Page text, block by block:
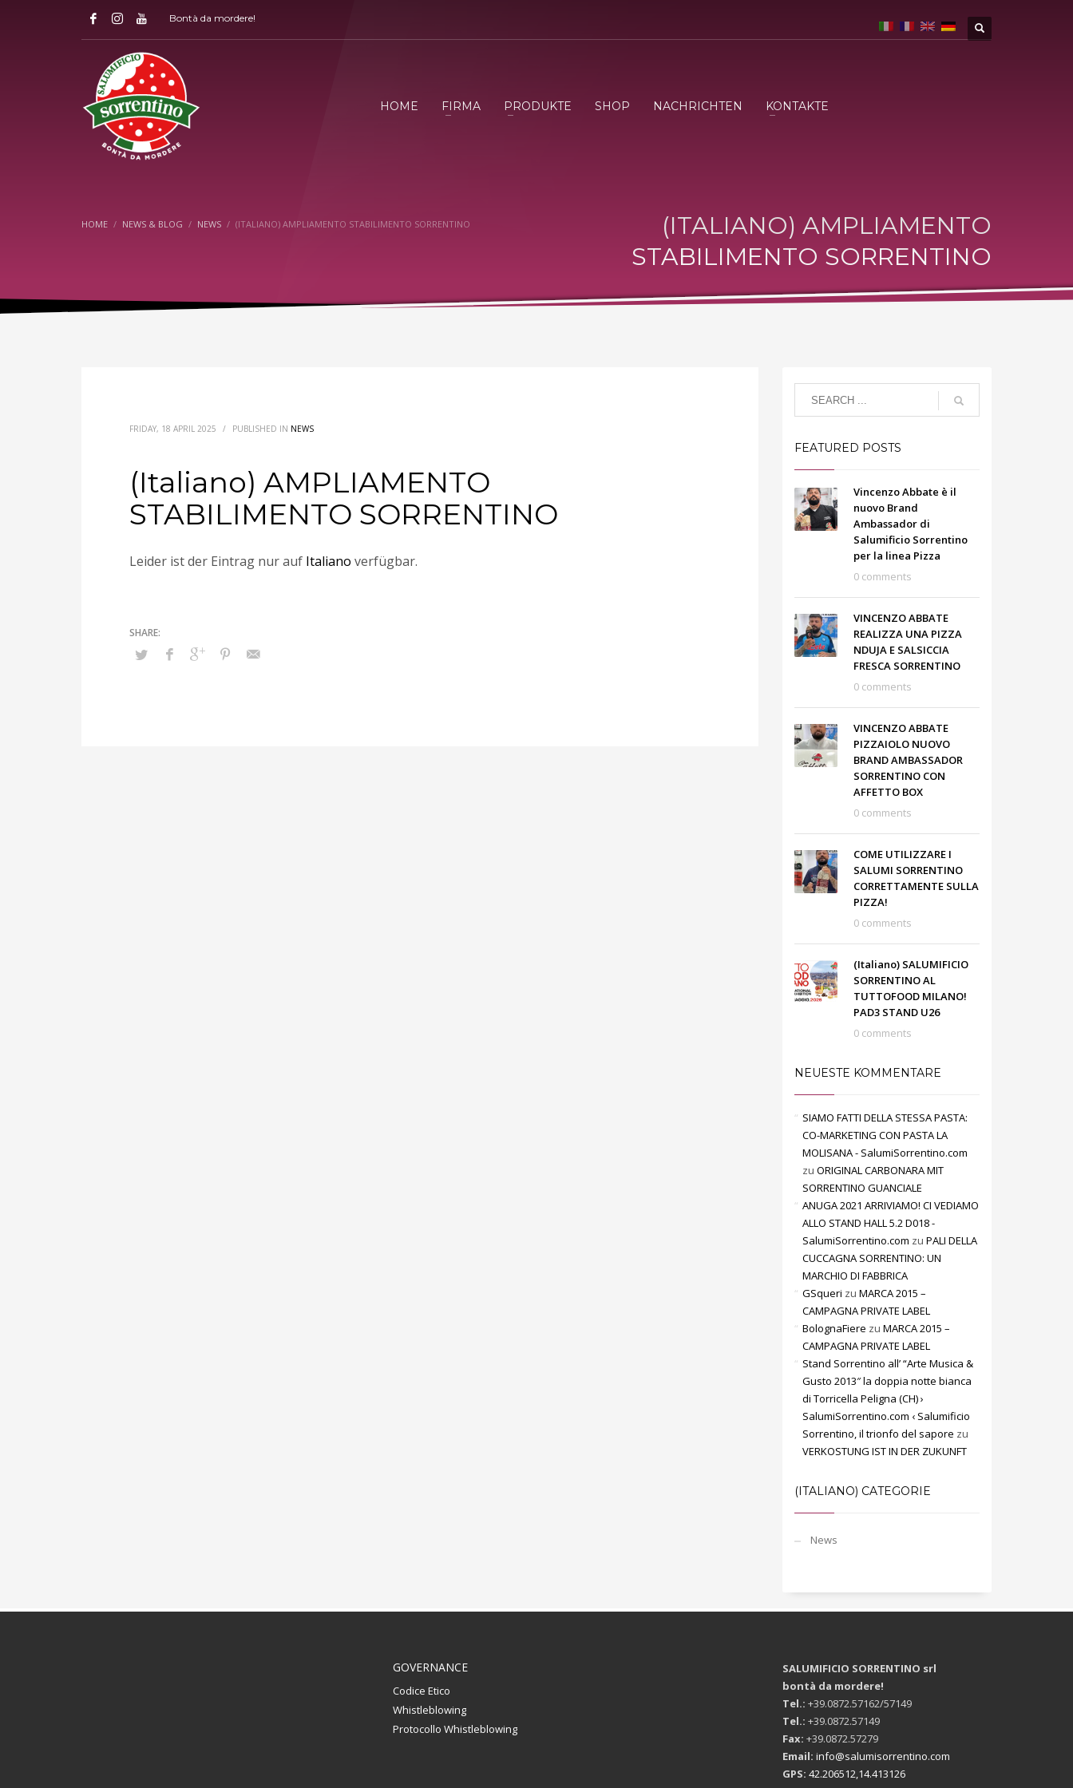
Bontà da mordere!
HOME FIRMA PRODUKTE SHOP NACHRICHTEN KONTAKTE
HOME NEWS & BLOG NEWS (ITALIANO) AMPLIAMENTO STABILIMENTO SORRENTINO
(ITALIANO) AMPLIAMENTO
STABILIMENTO SORRENTINO
FRIDAY, 18 APRIL 2025 / PUBLISHED IN NEWS
(Italiano) AMPLIAMENTO
STABILIMENTO SORRENTINO
Leider ist der Eintrag nur auf Italiano verfügbar.
FEATURED POSTS
Vincenzo Abbate è il
nuovo Brand
Ambassador di
Salumificio Sorrentino
per la linea Pizza
0 comments
VINCENZO ABBATE
REALIZZA UNA PIZZA
NDUJA E SALSICCIA
FRESCA SORRENTINO
0 comments
VINCENZO ABBATE
PIZZAIOLO NUOVO
BRAND AMBASSADOR
SORRENTINO CON
AFFETTO BOX
0 comments
COME UTILIZZARE I
SALUMI SORRENTINO
CORRETTAMENTE SULLA
PIZZA!
0 comments
(Italiano) SALUMIFICIO
SORRENTINO AL
TUTTOFOOD MILANO!
PAD3 STAND U26
0 comments
NEUESTE KOMMENTARE
SIAMO FATTI DELLA STESSA PASTA:
CO-MARKETING CON PASTA LA
MOLISANA - SalumiSorrentino.com
zu ORIGINAL CARBONARA MIT
SORRENTINO GUANCIALE
ANUGA 2021 ARRIVIAMO! CI VEDIAMO
ALLO STAND HALL 5.2 D018 -
SalumiSorrentino.com zu PALI DELLA
CUCCAGNA SORRENTINO: UN
MARCHIO DI FABBRICA
GSqueri zu MARCA 2015 –
CAMPAGNA PRIVATE LABEL
BolognaFiere zu MARCA 2015 –
CAMPAGNA PRIVATE LABEL
Stand Sorrentino all’ “Arte Musica &
Gusto 2013″ la doppia notte bianca
di Torricella Peligna (CH) ›
SalumiSorrentino.com ‹ Salumificio
Sorrentino, il trionfo del sapore zu
VERKOSTUNG IST IN DER ZUKUNFT
(ITALIANO) CATEGORIE
News
GOVERNANCE
Codice Etico
Whistleblowing
Protocollo Whistleblowing
SALUMIFICIO SORRENTINO srl
bontà da mordere!
Tel.: +39.0872.57162/57149
Tel.: +39.0872.57149
Fax: +39.0872.57279
Email: info@salumisorrentino.com
GPS: 42.206512,14.413126